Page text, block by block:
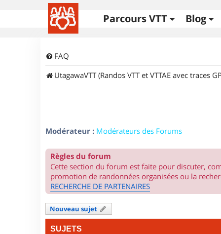
Parcours VTT Blog
FAQ
UtagawaVTT (Randos VTT et VTTAE avec traces
Modérateur : Modérateurs des Forums
Règles du forum
Cette section du forum est faite pour discuter,
promotion de randonnées organisées ou la
RECHERCHE DE PARTENAIRES
Nouveau sujet
SUJETS